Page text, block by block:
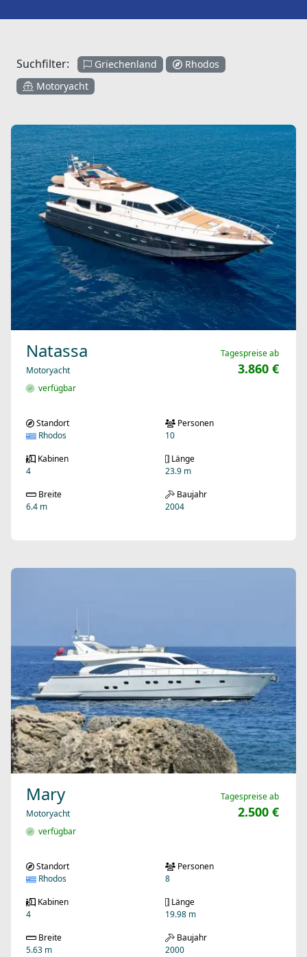
Suchfilter: Griechenland
Rhodos
Motoryacht
Natassa
Motoryacht
verfügbar
Tagespreise ab
3.860 €
Standort
Rhodos
Personen
10
Kabinen
4
Länge
23.9 m
Breite
6.4 m
Baujahr
2004
Mary
Motoryacht
verfügbar
Tagespreise ab
2.500 €
Standort
Rhodos
Personen
8
Kabinen
4
Länge
19.98 m
Breite
5.63 m
Baujahr
2000